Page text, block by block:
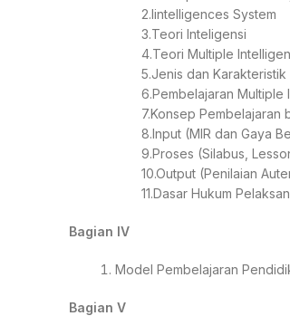
2.Iintelligences System
3.Teori Inteligensi
4.Teori Multiple
5.Jenis dan
6.Pembelajaran Multiple
7.Konsep
8.Input (MIR dan Gaya
9.Proses (Silabus,
10.Output (Penilaian
11.Dasar Hukum
Bagian IV
Model Pembelajaran
Bagian V